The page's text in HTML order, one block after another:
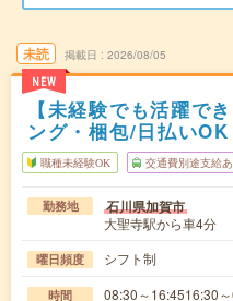
未読
NEW
掲載日 2026/08/05
【未経験でも活躍で
ング・梱包/日払いOK
職種未経験OK 交通費別途支給あ
勤務地 石川県加賀市
大聖寺駅から車4分
曜日頻度 シフト制
時間 08:30～16:4516:30